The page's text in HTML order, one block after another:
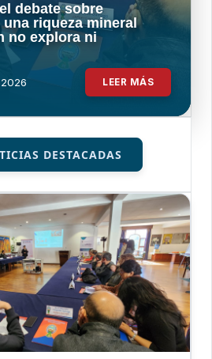
debate sobre
una riqueza mineral
no explora ni
LEER MÁS
DESTACADAS